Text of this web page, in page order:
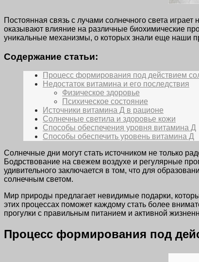
Постоянная связь с лучами солнечного света
оказывают влияние на различные биохимические
уникальные механизмы, о которых знали еще наши
Содержание статьи:
Процесс формирования под действием
Недостаток витамина и его последствия
Физическое здоровье
Психическое состояние
Источники витамина Д в рационе
Солнечные светила и здоровье кожи
Способы обеспечения уровня витамина Д
Способы обеспечить уровень витамина Д
Солнечные дни могут стать источником не только
Бодрствование на свежем воздухе и регулярные
удивительного заключается в том, что для
солнечным светом.
Мир природы предлагает невидимые подарки,
этих процессах поможет каждому стать более
прогулки с правильным питанием и активной
Процесс формирования под